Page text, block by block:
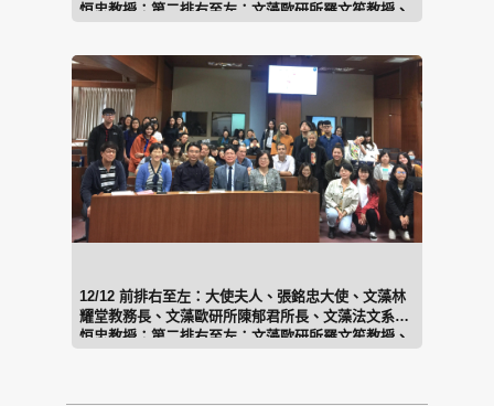
恒忠教授；第二排右至左：文藻歐研所羅文笙教授、
12/12 前排右至左：大使夫人、張銘忠大使、文藻林
耀堂教務長、文藻歐研所陳郁君所長、文藻法文系傅
恒忠教授；第二排右至左：文藻歐研所羅文笙教授、